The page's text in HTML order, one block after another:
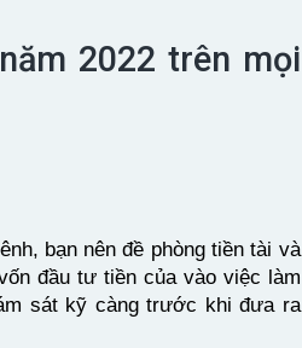
2022 trên mọi
bạn nên đề phòng tiền tài và
đầu tư tiền của vào việc làm
sát kỹ càng trước khi đưa ra